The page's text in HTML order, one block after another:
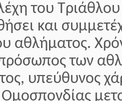
του
και
αθλήματος.
των
υπεύθυνος